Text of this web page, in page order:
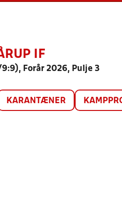
IF
9:9), Forår 2026, Pulje 3
KARANTÆNER